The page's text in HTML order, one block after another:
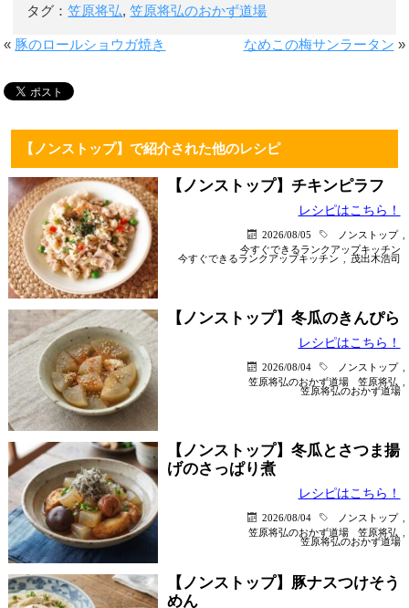
タグ：笠原将弘,笠原将弘のおかず道場
« 豚のロールショウガ焼き なめこの梅サンラータン »
【ノンストップ】で紹介された他のレシピ
【ノンストップ】チキンピラフ
レシピはこちら！
2026/08/05 ノンストップ
今すぐできるランクアップキッチン
今すぐできるランクアップキッチン
茂出木浩司
【ノンストップ】冬瓜のきんぴら
レシピはこちら！
2026/08/04 ノンストップ
笠原将弘のおかず道場
笠原将弘
笠原将弘のおかず道場
【ノンストップ】冬瓜とさつま揚
げのさっぱり煮
レシピはこちら！
2026/08/04 ノンストップ
笠原将弘のおかず道場
笠原将弘
笠原将弘のおかず道場
【ノンストップ】豚ナスつけそう
めん